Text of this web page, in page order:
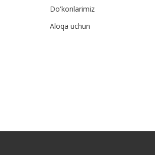
Do'konlarimiz
Aloqa uchun